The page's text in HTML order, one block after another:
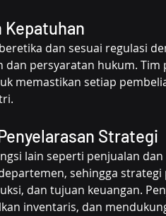
Kepatuhan
dan sesuai regulasi
persyaratan hukum. Tim
memastikan setiap
Strategi
lain seperti penjualan
sehingga strategi
dan tujuan keuangan.
inventaris, dan